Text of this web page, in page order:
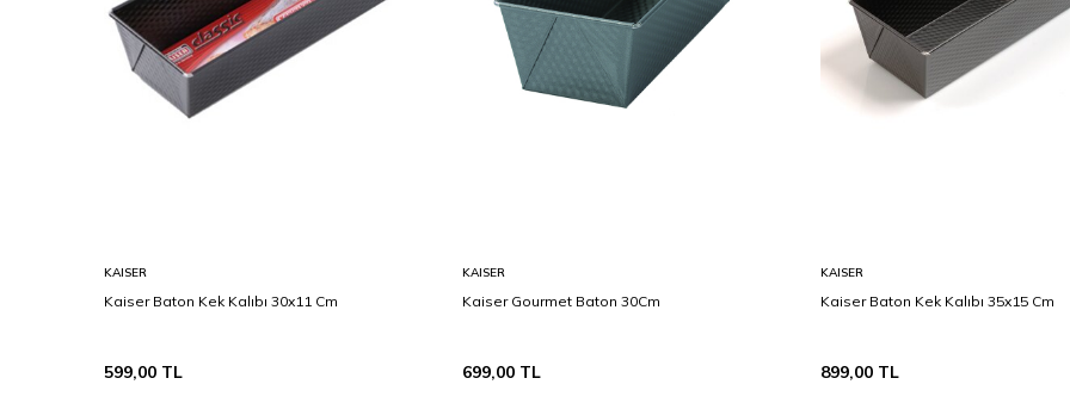
KAISER
Kaiser Baton Kek Kalıbı 30x11 Cm
599,00 TL
KAISER
Kaiser Gourmet Baton 30Cm
699,00 TL
KAISER
Kaiser Baton Kek Kalıbı 35x15 Cm
899,00 TL